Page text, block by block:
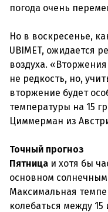
погода очень
Но в воскресенье,
UBIMET, ожидается
воздуха.
не редкость, но,
вторжение будет
температуры на 15
Циммерман из
Точный прогноз
Пятница и хотя бы
основном
Максимальная
колебаться между 15